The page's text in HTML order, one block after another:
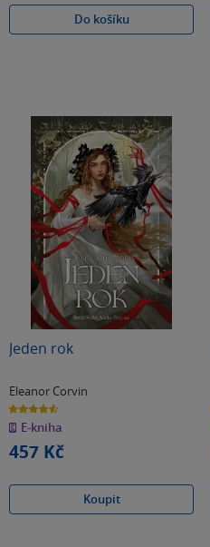
Do košíku
Jeden rok
Eleanor Corvin
4.6
z
5
hvězdiček
E-kniha
457 Kč
Koupit